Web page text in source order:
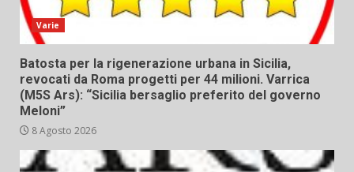
Varie
Batosta per la rigenerazione urbana in Sicilia,
revocati da Roma progetti per 44 milioni. Varrica
(M5S Ars): “Sicilia bersaglio preferito del governo
Meloni”
8 Agosto 2026